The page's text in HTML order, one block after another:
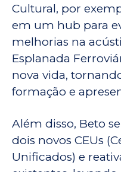
Cultural, por
em um hub para
melhorias na
Esplanada
nova vida,
formação e
Além disso, Beto
dois novos CEUs
Unificados) e